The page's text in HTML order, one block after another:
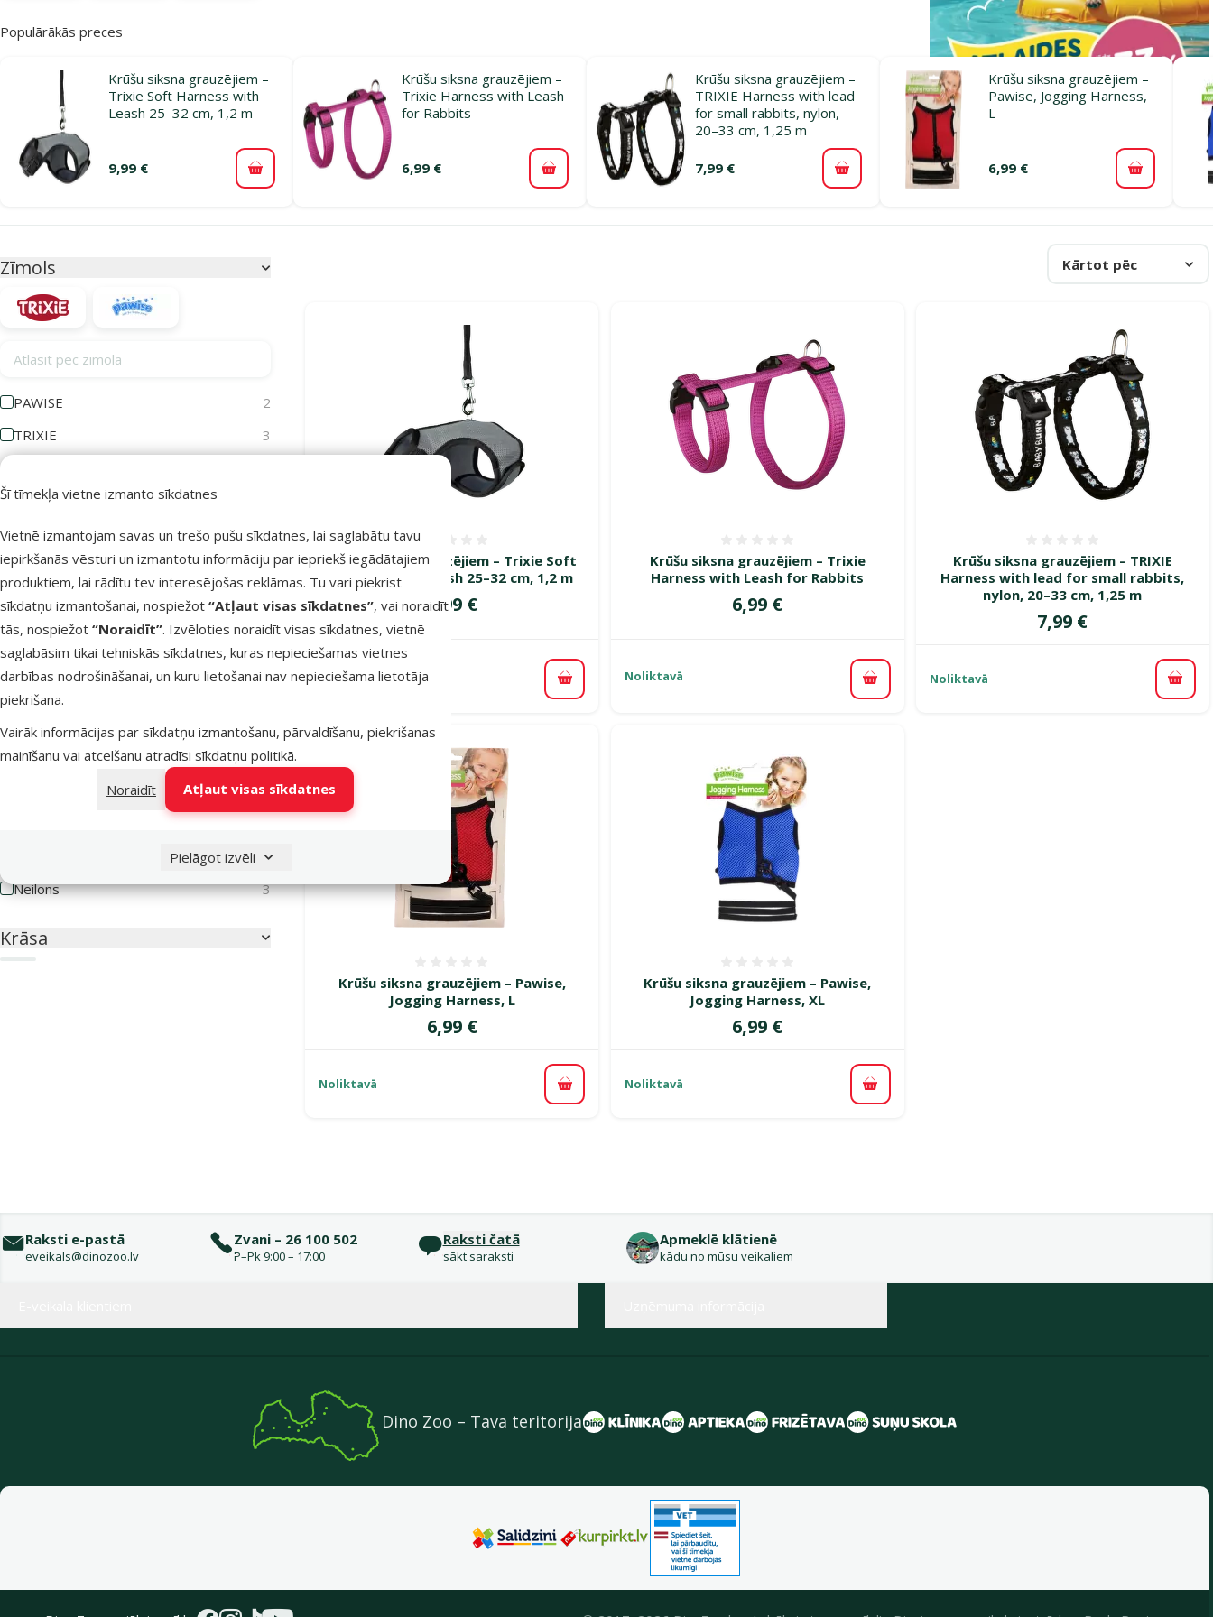
Šī tīmekļa vietne izmanto sīkdatnes
Vietnē izmantojam savas un trešo pušu sīkdatnes, lai saglabātu tavu
iepirkšanās vēsturi un izmantotu informāciju par iepriekš iegādātajiem
produktiem, lai rādītu tev interesējošas reklāmas. Tu vari piekrist
sīkdatņu izmantošanai, nospiežot “Atļaut visas sīkdatnes”, vai noraidīt
tās, nospiežot “Noraidīt”. Izvēloties noraidīt visas sīkdatnes, vietnē
saglabāsim tikai tehniskās sīkdatnes, kuras nepieciešamas vietnes
darbības nodrošināšanai, un kuru lietošanai nav nepieciešama lietotāja
piekrišana.
Vairāk informācijas par sīkdatņu izmantošanu, pārvaldīšanu, piekrišanas
mainīšanu vai atcelšanu atradīsi sīkdatņu politikā.
Noraidīt
Atļaut visas sīkdatnes
Pielāgot izvēli
Populārākās preces
Krūšu siksna grauzējiem –
Trixie Soft Harness with
Leash 25–32 cm, 1,2 m
9,99 € Pievienot grozam
Krūšu siksna grauzējiem –
Trixie Harness with Leash
for Rabbits
6,99 € Pievienot grozam
Krūšu siksna grauzējiem –
TRIXIE Harness with lead
for small rabbits, nylon,
20–33 cm, 1,25 m
7,99 € Pievienot grozam
Krūšu siksna grauzējiem –
Pawise, Jogging Harness,
L
6,99 € Pievienot
Zīmols
Atlasīt pēc zīmola
PAWISE
2
TRIXIE
3
Cena
6 € 10 €
Atsauksmes
Atsauksmes 100%
Atsauksmes 60%
0
Atsauksmes 40%
0
Atsauksmes 20%
0
Neilons 3
Krāsa
Kārtot pēc
Krūšu siksna grauzējiem – Trixie Soft
Harness with Leash 25–32 cm, 1,2 m
Cena
9,99 €
Noliktavā
Pievienot grozam
Krūšu siksna grauzējiem – Trixie
Harness with Leash for Rabbits
Cena
6,99 €
Noliktavā
Pievienot grozam
Krūšu siksna grauzējiem – TRIXIE
Harness with lead for small rabbits,
nylon, 20–33 cm, 1,25 m
Cena
7,99 €
Noliktavā
Krūšu siksna grauzējiem – Pawise,
Jogging Harness, L
Cena
6,99 €
Noliktavā Pievienot grozam
Krūšu siksna grauzējiem – Pawise,
Jogging Harness, XL
Cena
6,99 €
Noliktavā Pievienot grozam
Raksti e-pastā
eveikals@dinozoo.lv
Zvani – 26 100 502
P–Pk 9:00 – 17:00
Raksti čatā
sākt saraksti
Apmeklē klātienē
kādu no mūsu veikaliem
Dino Zoo – Tava teritorija